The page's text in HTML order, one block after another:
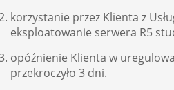
korzystanie przez Klienta z
eksploatowanie serwera R5
opóźnienie Klienta w
przekroczyło 3 dni.